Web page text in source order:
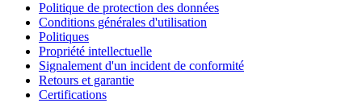
Politique de protection des données
Conditions générales d'utilisation
Politiques
Propriété intellectuelle
Signalement d'un incident de conformité
Retours et garantie
Certifications